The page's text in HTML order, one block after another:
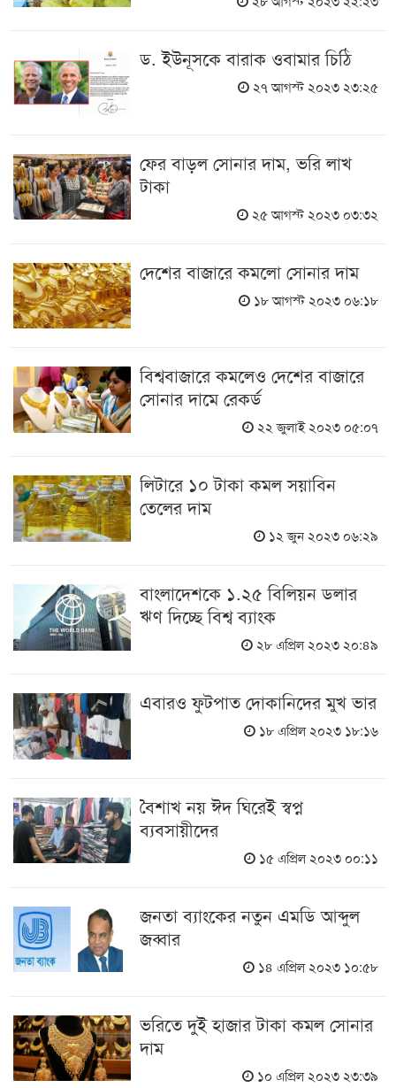
ড. ইউনূসকে বারাক ওবামার চিঠি
২৭ আগস্ট ২০২৩ ২৩:২৫
ফের বাড়ল সোনার দাম, ভরি লাখ
টাকা
২৫ আগস্ট ২০২৩ ০৩:৩২
দেশের বাজারে কমলো সোনার দাম
১৮ আগস্ট ২০২৩ ০৬:১৮
বিশ্ববাজারে কমলেও দেশের বাজারে
সোনার দামে রেকর্ড
২২ জুলাই ২০২৩ ০৫:০৭
লিটারে ১০ টাকা কমল সয়াবিন
তেলের দাম
১২ জুন ২০২৩ ০৬:২৯
বাংলাদেশকে ১.২৫ বিলিয়ন ডলার
ঋণ দিচ্ছে বিশ্ব ব্যাংক
২৮ এপ্রিল ২০২৩ ২০:৪৯
এবারও ফুটপাত দোকানিদের মুখ ভার
১৮ এপ্রিল ২০২৩ ১৮:১৬
বৈশাখ নয় ঈদ ঘিরেই স্বপ্ন
ব্যবসায়ীদের
১৫ এপ্রিল ২০২৩ ০০:১১
জনতা ব্যাংকের নতুন এমডি আব্দুল
জব্বার
১৪ এপ্রিল ২০২৩ ১০:৫৮
ভরিতে দুই হাজার টাকা কমল সোনার
দাম
১০ এপ্রিল ২০২৩ ২৩:৩৯